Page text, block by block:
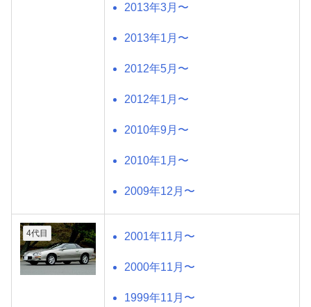
2013年3月〜
2013年1月〜
2012年5月〜
2012年1月〜
2010年9月〜
2010年1月〜
2009年12月〜
4代目 2001年11月〜
2000年11月〜
1999年11月〜